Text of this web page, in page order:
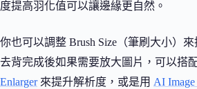
度提高羽化值可以讓邊緣更自然。
你也可以調整 Brush Size（筆刷大小）來
去背完成後如果需要放大圖片，可以搭
Enlarger來提升解析度，或是用 AI Image